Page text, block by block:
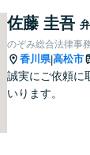
佐藤 圭吾
のぞみ総合法律事
香川県|高松市
誠実にご依頼に
いります。